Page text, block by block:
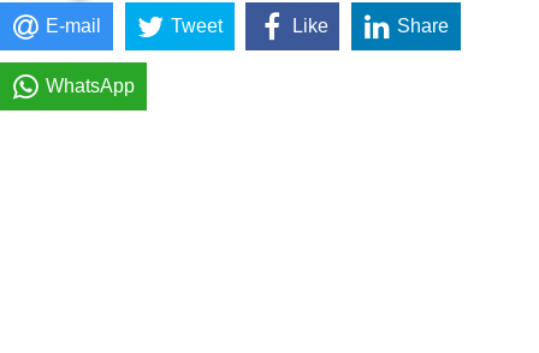
E-mail Tweet Like Share
WhatsApp